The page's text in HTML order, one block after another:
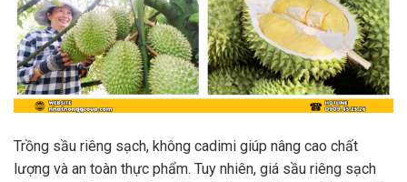
Trồng sầu riêng sạch, không cadimi giúp nâng cao chất
lượng và an toàn thực phẩm. Tuy nhiên, giá sầu riêng sạch